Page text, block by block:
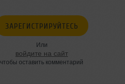
ЗАРЕГИСТРИРУЙТЕСЬ
Или
войдите на сайт
чтобы оставить комментарий